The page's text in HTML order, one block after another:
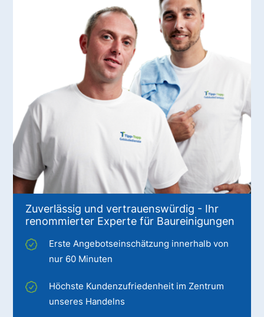
Zuverlässig und vertrauenswürdig - Ihr
renommierter Experte für Baureinigungen
Erste Angebotseinschätzung innerhalb von
nur 60 Minuten
Höchste Kundenzufriedenheit im Zentrum
unseres Handelns